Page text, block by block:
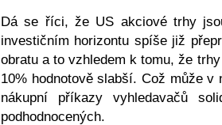
Dá se říci, že US akciové trhy
investičním horizontu spíše již
obratu a to vzhledem k tomu, že
10% hodnotově slabší. Což může
nákupní příkazy vyhledavačů
podhodnocených.